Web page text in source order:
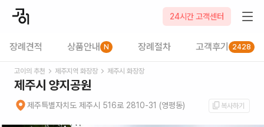
24시간 고객센터
장례견적 상품안내 N 장례절차 고객후기 2428
고이의 추천 제주지역 화장장 제주시 화장장
제주시 양지공원
제주특별자치도 제주시 516로 2810-31 (영평동) 복사하기